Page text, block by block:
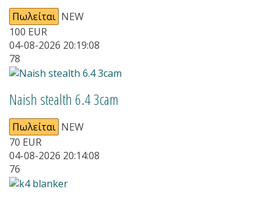
Πωλείται NEW
100 EUR
04-08-2026 20:19:08
78
Naish stealth 6.4 3cam
Πωλείται NEW
70 EUR
04-08-2026 20:14:08
76